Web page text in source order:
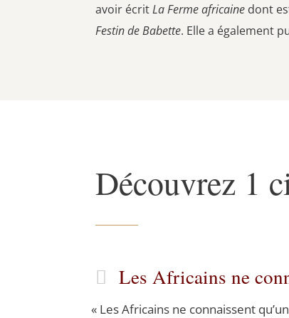
avoir écritLa Ferme africaine dont
Festin de Babette. Elle a également
Découvrez 1
Les Africains ne
«Les Afri­cains ne connaissent